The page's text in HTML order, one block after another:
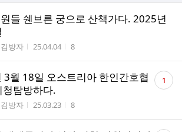
들 쉔브른 궁으로 산책가다. 2025년
작성자
김방자 작성시간
25.04.04 조회수
8
3월 18일 오스트리아 한인간호협
청탐방하다.
작성자
김방자 작성시간
25.03.23 조회수
8
댓
글 1